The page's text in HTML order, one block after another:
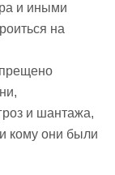
и иными
на
и шантажа,
кому они были